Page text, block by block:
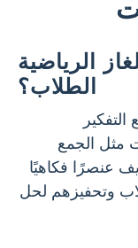
الرياضية
الطلاب؟
مثل الجمع
عنصرًا فكاهيًا
وتحفيزهم لحل